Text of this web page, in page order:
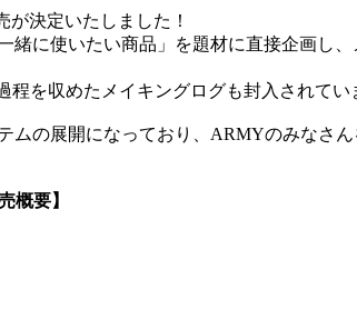
決定いたしました！
に使いたい商品」を題材に直接企画し
を収めたメイキングログも封入されてい
の展開になっており、ARMYのみなさ
概要】